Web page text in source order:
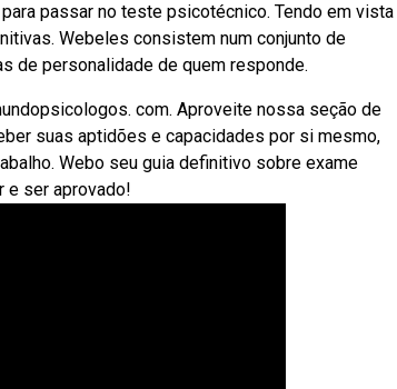
passar no teste psicotécnico. Tendo em vista
Webeles consistem num conjunto de
de personalidade de quem responde.
com. Aproveite nossa seção de
suas aptidões e capacidades por si mesmo,
Webo seu guia definitivo sobre exame
e ser aprovado!